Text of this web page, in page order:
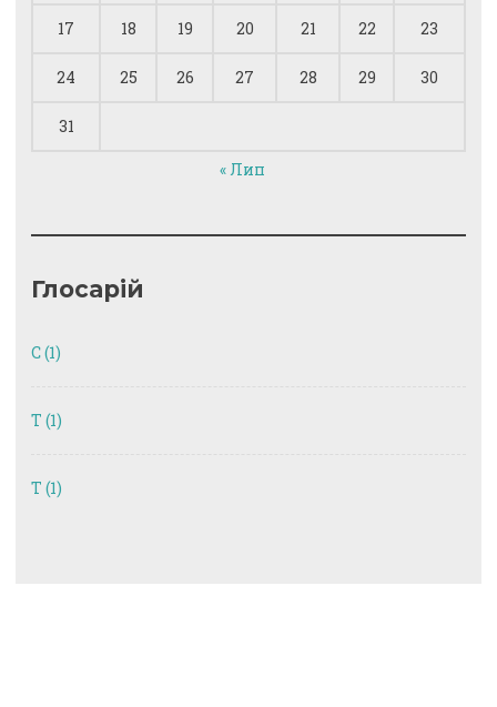
17 18 19 20 21 22 23
24 25 26 27 28 29 30
31
« Лип
Глосарій
C(1)
T (1)
Т (1)